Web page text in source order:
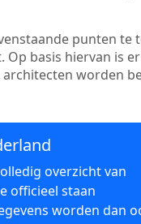
punten te
Op basis hiervan is
architecten worden
overzicht van
officieel staan
worden dan